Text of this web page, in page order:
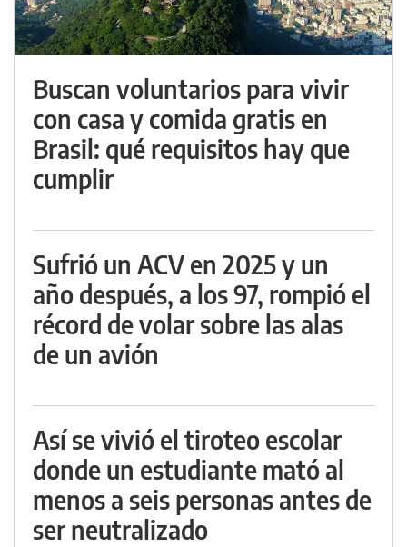
Buscan voluntarios para vivir
con casa y comida gratis en
Brasil: qué requisitos hay que
cumplir
Sufrió un ACV en 2025 y un
año después, a los 97, rompió el
récord de volar sobre las alas
de un avión
Así se vivió el tiroteo escolar
donde un estudiante mató al
menos a seis personas antes de
ser neutralizado